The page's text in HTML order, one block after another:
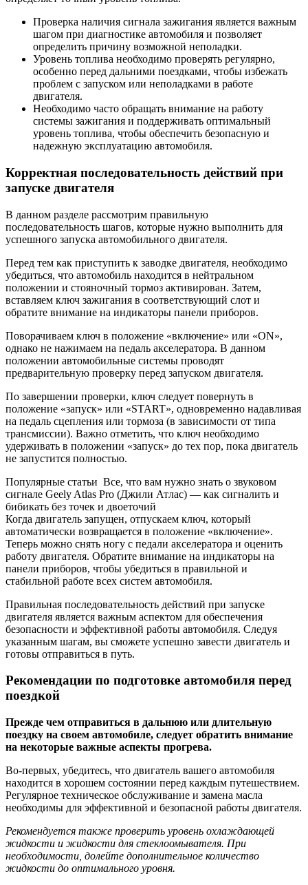
Проверка наличия сигнала зажигания является важным
шагом при диагностике автомобиля и позволяет
определить причину возможной неполадки.
Уровень топлива необходимо проверять регулярно,
особенно перед дальними поездками, чтобы избежать
проблем с запуском или неполадками в работе
двигателя.
Необходимо часто обращать внимание на работу
системы зажигания и поддерживать оптимальный
уровень топлива, чтобы обеспечить безопасную и
надежную эксплуатацию автомобиля.
Корректная последовательность действий при
запуске двигателя
В данном разделе рассмотрим правильную
последовательность шагов, которые нужно выполнить для
успешного запуска автомобильного двигателя.
Перед тем как приступить к заводке двигателя, необходимо
убедиться, что автомобиль находится в нейтральном
положении и стояночный тормоз активирован. Затем,
вставляем ключ зажигания в соответствующий слот и
обратите внимание на индикаторы панели приборов.
Поворачиваем ключ в положение «включение» или «ON»,
однако не нажимаем на педаль акселератора. В данном
положении автомобильные системы проводят
предварительную проверку перед запуском двигателя.
По завершении проверки, ключ следует повернуть в
положение «запуск» или «START», одновременно надавливая
на педаль сцепления или тормоза (в зависимости от типа
трансмиссии). Важно отметить, что ключ необходимо
удерживать в положении «запуск» до тех пор, пока двигатель
не запустится полностью.
Популярные статьи Все, что вам нужно знать о звуковом
сигнале Geely Atlas Pro (Джили Атлас) — как сигналить и
бибикать без точек и двоеточий
Когда двигатель запущен, отпускаем ключ, который
автоматически возвращается в положение «включение».
Теперь можно снять ногу с педали акселератора и оценить
работу двигателя. Обратите внимание на индикаторы на
панели приборов, чтобы убедиться в правильной и
стабильной работе всех систем автомобиля.
Правильная последовательность действий при запуске
двигателя является важным аспектом для обеспечения
безопасности и эффективной работы автомобиля. Следуя
указанным шагам, вы сможете успешно завести двигатель и
готовы отправиться в путь.
Рекомендации по подготовке автомобиля перед
поездкой
Прежде чем отправиться в дальнюю или длительную
поездку на своем автомобиле, следует обратить внимание
на некоторые важные аспекты прогрева.
Во-первых, убедитесь, что двигатель вашего автомобиля
находится в хорошем состоянии перед каждым путешествием.
Регулярное техническое обслуживание и замена масла
необходимы для эффективной и безопасной работы двигателя.
Рекомендуется также проверить уровень охлаждающей
жидкости и жидкости для стеклоомывателя. При
необходимости, долейте дополнительное количество
жидкости до оптимального уровня.